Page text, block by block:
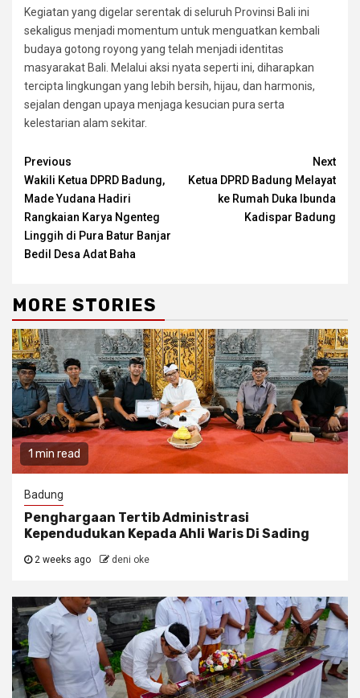
Kegiatan yang digelar serentak di seluruh Provinsi Bali ini
sekaligus menjadi momentum untuk menguatkan kembali
budaya gotong royong yang telah menjadi identitas
masyarakat Bali. Melalui aksi nyata seperti ini, diharapkan
tercipta lingkungan yang lebih bersih, hijau, dan harmonis,
sejalan dengan upaya menjaga kesucian pura serta
kelestarian alam sekitar.
Continue
Reading
Previous
Wakili Ketua DPRD Badung,
Made Yudana Hadiri
Rangkaian Karya Ngenteg
Linggih di Pura Batur Banjar
Bedil Desa Adat Baha
Next
Ketua DPRD Badung Melayat
ke Rumah Duka Ibunda
Kadispar Badung
MORE STORIES
1 min read
Badung
Penghargaan Tertib Administrasi
Kependudukan Kepada Ahli Waris Di Sading
2 weeks ago deni oke